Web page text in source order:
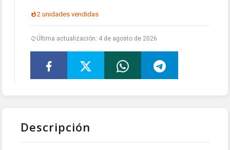
2 unidades vendidas
Última actualización: 4 de agosto de 2026
Descripción